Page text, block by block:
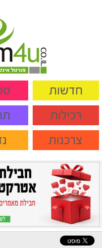
חדשות
רכילות
צרכנות